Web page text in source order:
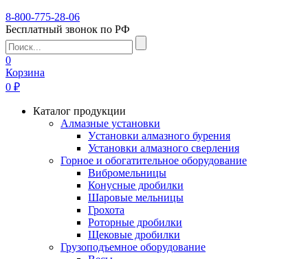
8-800-775-28-06
Бесплатный звонок по РФ
0
Корзина
0 ₽
Каталог продукции
Алмазные установки
Уcтановки алмазного бурения
Установки алмазного сверления
Горное и обогатительное оборудование
Вибромельницы
Конусные дробилки
Шаровые мельницы
Грохота
Роторные дробилки
Щековые дробилки
Грузоподъемное оборудование